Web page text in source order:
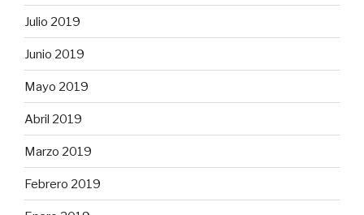
Julio 2019
Junio 2019
Mayo 2019
Abril 2019
Marzo 2019
Febrero 2019